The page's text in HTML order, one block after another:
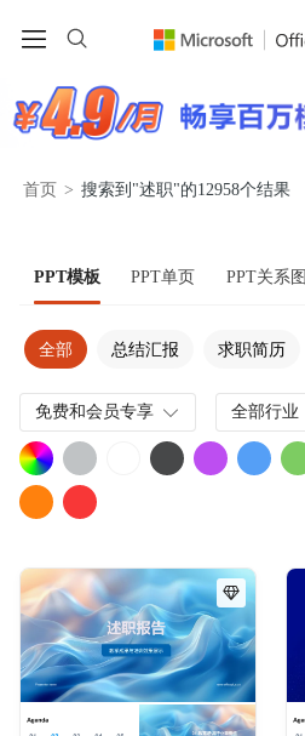
首页 > 搜索到"述职"的12958个结果
PPT模板 PPT单页 PPT关系图
全部 总结汇报 求职简历
免费和会员专享 全部行业